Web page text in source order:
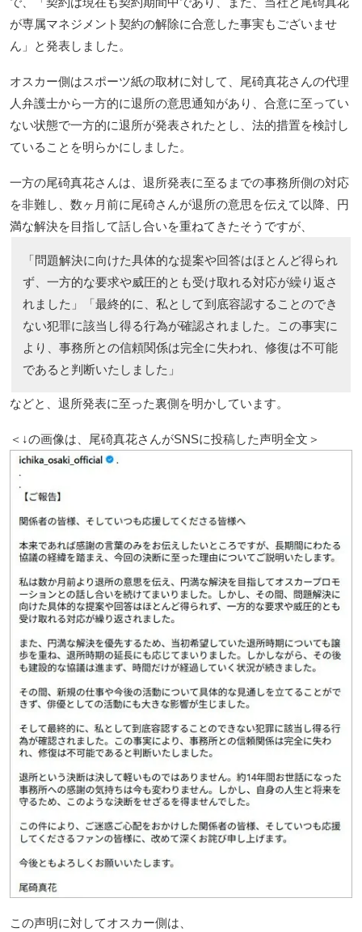
が専属マネジメント契約の解除に合意した事実もございませ
ん」と発表しました。
オスカー側はスポーツ紙の取材に対して、尾碕真花さんの代理
人弁護士から一方的に退所の意思通知があり、合意に至ってい
ない状態で一方的に退所が発表されたとし、法的措置を検討し
ていることを明らかにしました。
一方の尾碕真花さんは、退所発表に至るまでの事務所側の対応
を非難し、数ヶ月前に尾碕さんが退所の意思を伝えて以降、円
満な解決を目指して話し合いを重ねてきたそうですが、
「問題解決に向けた具体的な提案や回答はほとんど得られ
ず、一方的な要求や威圧的とも受け取れる対応が繰り返さ
れました」「最終的に、私として到底容認することのでき
ない犯罪に該当し得る行為が確認されました。この事実に
より、事務所との信頼関係は完全に失われ、修復は不可能
であると判断いたしました」
などと、退所発表に至った裏側を明かしています。
＜↓の画像は、尾碕真花さんがSNSに投稿した声明全文＞
この声明に対してオスカー側は、